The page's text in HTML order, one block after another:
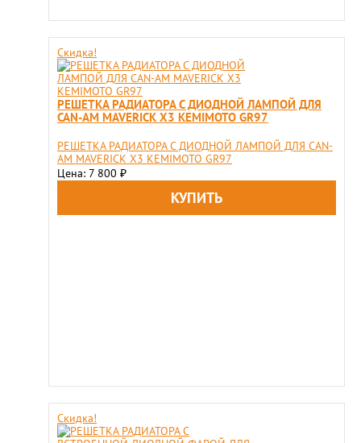
Скидка!
РЕШЕТКА РАДИАТОРА С ДИОДНОЙ ЛАМПОЙ ДЛЯ
CAN-AM MAVERICK X3 KEMIMOTO GR97
РЕШЕТКА РАДИАТОРА С ДИОДНОЙ ЛАМПОЙ ДЛЯ CAN-
AM MAVERICK X3 KEMIMOTO GR97
Цена: 7 800 ₽
Скидка!